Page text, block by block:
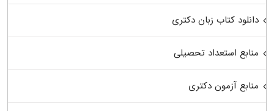
دانلود کتاب زبان دکتری
منابع استعداد تحصیلی
منابع آزمون دکتری